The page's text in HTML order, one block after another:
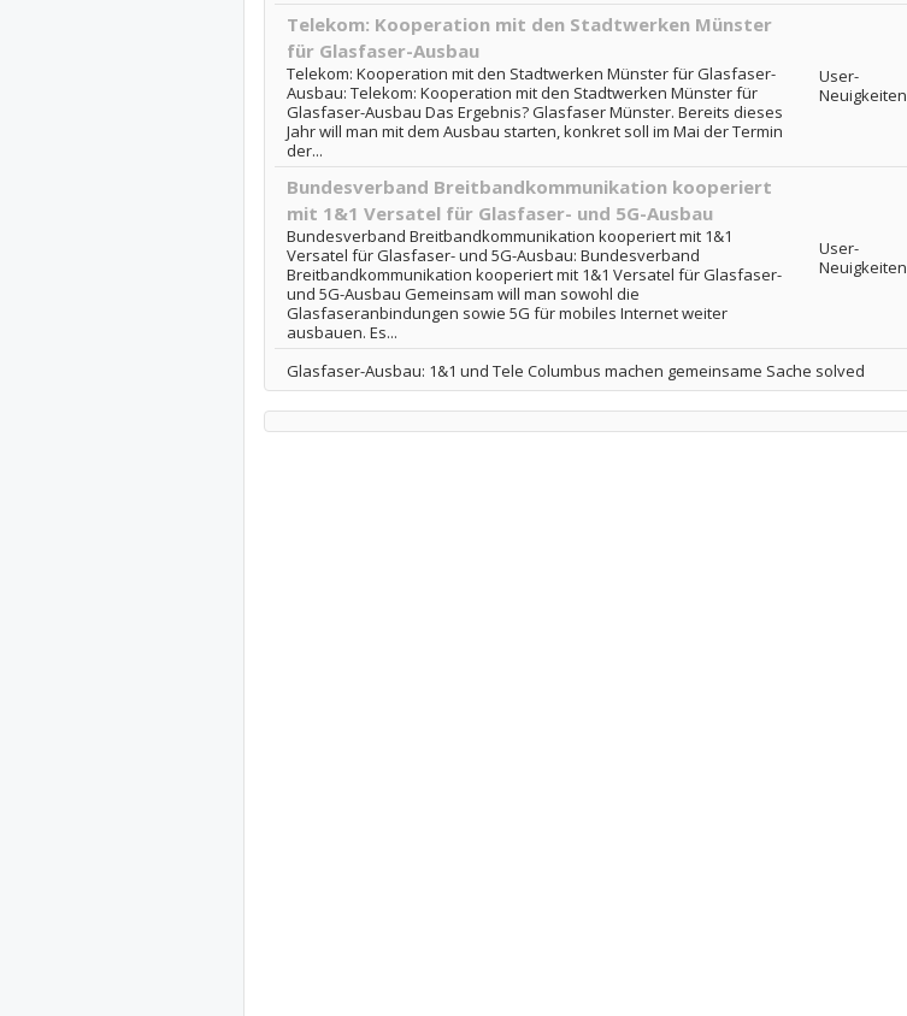
Telekom: Kooperation mit den Stadtwerken Münster
für Glasfaser-Ausbau
Telekom: Kooperation mit den Stadtwerken Münster für Glasfaser-
Ausbau: Telekom: Kooperation mit den Stadtwerken Münster für
Glasfaser-Ausbau Das Ergebnis? Glasfaser Münster. Bereits dieses
Jahr will man mit dem Ausbau starten, konkret soll im Mai der Termin
der...
User-
Neuigkeiten
Bundesverband Breitbandkommunikation kooperiert
mit 1&1 Versatel für Glasfaser- und 5G-Ausbau
Bundesverband Breitbandkommunikation kooperiert mit 1&1
Versatel für Glasfaser- und 5G-Ausbau: Bundesverband
Breitbandkommunikation kooperiert mit 1&1 Versatel für Glasfaser-
und 5G-Ausbau Gemeinsam will man sowohl die
Glasfaseranbindungen sowie 5G für mobiles Internet weiter
ausbauen. Es...
User-
Neuigkeiten
Glasfaser-Ausbau: 1&1 und Tele Columbus machen gemeinsame Sache solved